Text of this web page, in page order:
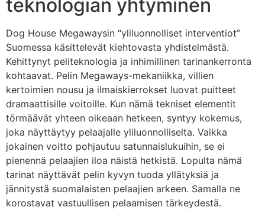
teknologian yhtyminen
Dog House Megawaysin “yliluonnolliset interventiot”
Suomessa käsittelevät kiehtovasta yhdistelmästä.
Kehittynyt peliteknologia ja inhimillinen tarinankerronta
kohtaavat. Pelin Megaways-mekaniikka, villien
kertoimien nousu ja ilmaiskierrokset luovat puitteet
dramaattisille voitoille. Kun nämä tekniset elementit
törmäävät yhteen oikeaan hetkeen, syntyy kokemus,
joka näyttäytyy pelaajalle yliluonnolliselta. Vaikka
jokainen voitto pohjautuu satunnaislukuihin, se ei
pienennä pelaajien iloa näistä hetkistä. Lopulta nämä
tarinat näyttävät pelin kyvyn tuoda yllätyksiä ja
jännitystä suomalaisten pelaajien arkeen. Samalla ne
korostavat vastuullisen pelaamisen tärkeydestä.